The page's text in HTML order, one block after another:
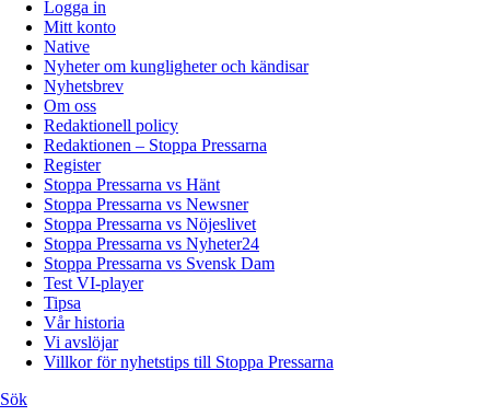
Logga in
Mitt konto
Native
Nyheter om kungligheter och kändisar
Nyhetsbrev
Om oss
Redaktionell policy
Redaktionen – Stoppa Pressarna
Register
Stoppa Pressarna vs Hänt
Stoppa Pressarna vs Newsner
Stoppa Pressarna vs Nöjeslivet
Stoppa Pressarna vs Nyheter24
Stoppa Pressarna vs Svensk Dam
Test VI-player
Tipsa
Vår historia
Vi avslöjar
Villkor för nyhetstips till Stoppa Pressarna
Sök